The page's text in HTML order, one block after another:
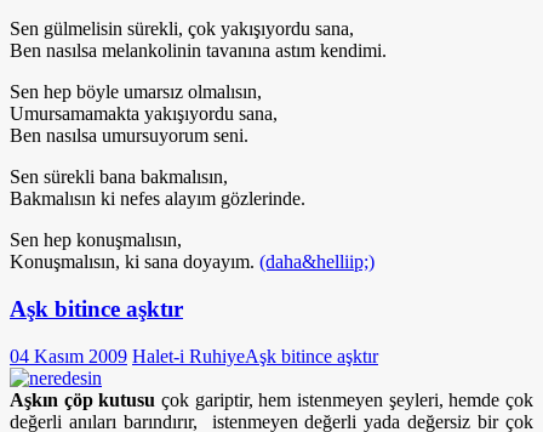
Sen gülmelisin sürekli, çok yakışıyordu sana,
Ben nasılsa melankolinin tavanına astım kendimi.
Sen hep böyle umarsız olmalısın,
Umursamamakta yakışıyordu sana,
Ben nasılsa umursuyorum seni.
Sen sürekli bana bakmalısın,
Bakmalısın ki nefes alayım gözlerinde.
Sen hep konuşmalısın,
Konuşmalısın, ki sana doyayım. (daha&helliip;)
Aşk bitince aşktır
04 Kasım 2009 Halet-i RuhiyeAşk bitince aşktır
Aşkın çöp kutusu çok gariptir, hem istenmeyen şeyleri, hemde çok
değerli anıları barındırır, istenmeyen değerli yada değersiz bir çok